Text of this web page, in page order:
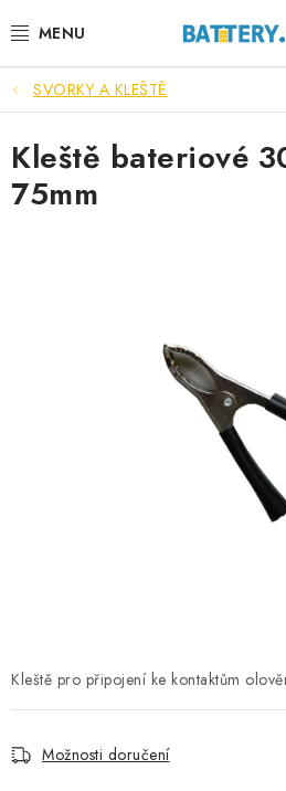
na
VÝHODNÉ SETY
SLUŽBY
AUTOBATERIE
STANIČNÍ BATERIE
MĚNIČE NAPĚTÍ
SVORKY A KLEŠTĚ
Kleště pro připojení ke kontaktům
Možnosti doručení
Kleště bateriové
75mm